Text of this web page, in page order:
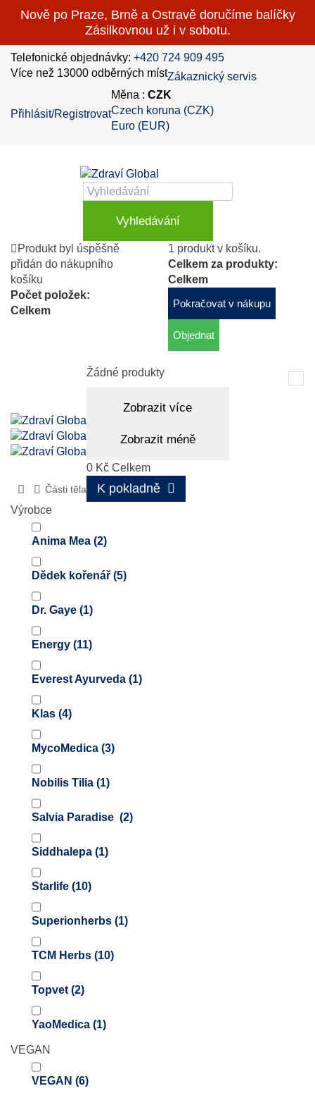
Nově po Praze, Brně a Ostravě doručíme balíčky
Zásilkovnou už i v sobotu.
Telefonické objednávky: +420 724 909 495
Více než 13000 odběrných místZákaznický servis
Přihlásit/Registrovat
Měna : CZK
Czech koruna (CZK)
Euro (EUR)
Vyhledávání
Košík
(prázdný)
Žádné produkty
Zobrazit více
Zobrazit méně
0 Kč Celkem
K pokladně
Produkt byl úspěšně
přidán do nákupního
košíku
Počet položek:
Celkem
1 produkt v košíku.
Celkem za produkty:
Celkem
Pokračovat v nákupu
Objednat
Části těla Klouby
Výrobce
Anima Mea (2)
Dědek kořenář (5)
Dr. Gaye (1)
Energy (11)
Everest Ayurveda (1)
Klas (4)
MycoMedica (3)
Nobilis Tilia (1)
Salvia Paradise (2)
Siddhalepa (1)
Starlife (10)
Superionherbs (1)
TCM Herbs (10)
Topvet (2)
YaoMedica (1)
VEGAN
VEGAN (6)